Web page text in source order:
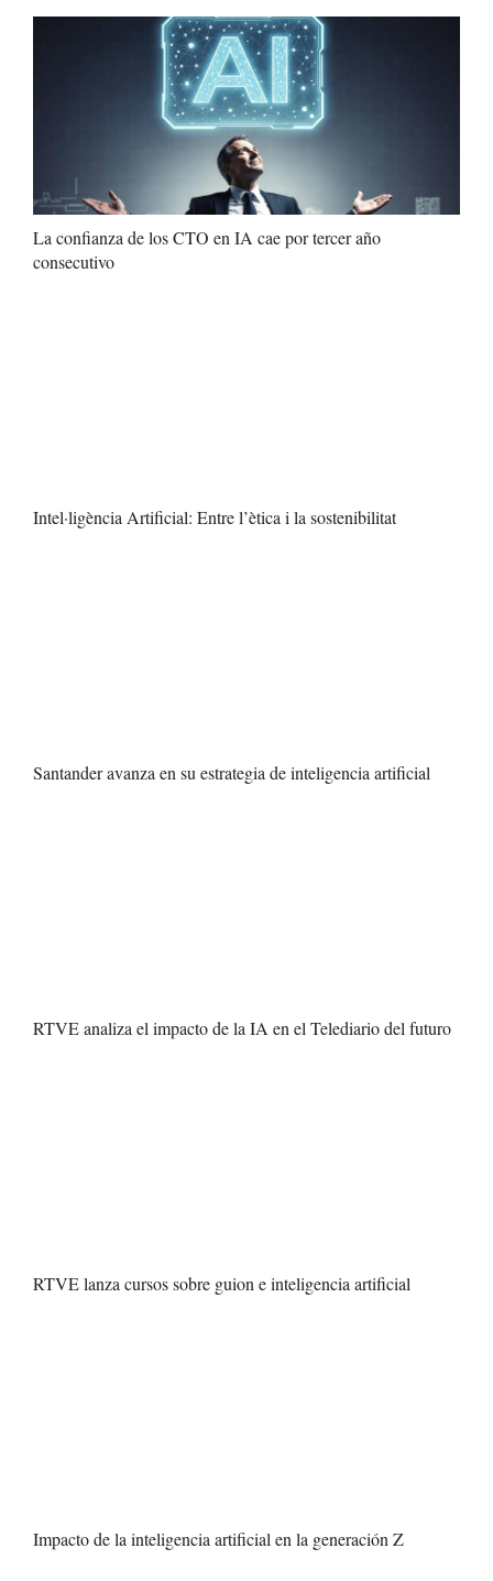
La confianza de los CTO en IA cae por tercer año
consecutivo
Intel·ligència Artificial: Entre l’ètica i la sostenibilitat
Santander avanza en su estrategia de inteligencia artificial
RTVE analiza el impacto de la IA en el Telediario del futuro
RTVE lanza cursos sobre guion e inteligencia artificial
Impacto de la inteligencia artificial en la generación Z